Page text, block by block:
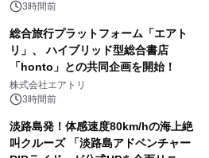
3時間前
総合旅行プラットフォーム「エアト
リ」、 ハイブリッド型総合書店
「honto」との共同企画を開始！
株式会社エアトリ
3時間前
淡路島発！体感速度80km/hの海上絶
叫クルーズ 「淡路島アドベンチャー